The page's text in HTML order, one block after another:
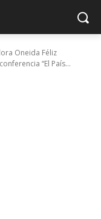
Oneida Féliz
“El País...